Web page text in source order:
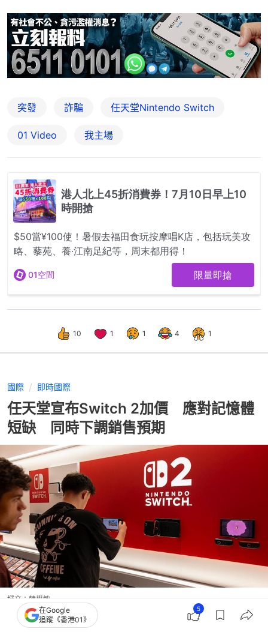
突發 詐騙 任天堂Nintendo Switch
01 Video 我主場
10 1 1 4 1
國際 即時國際
任天堂宣布Switch 2加價 應對記憶體
短缺 同時下調銷售預期
撰文：韓學敏
出版：2026-05-08 16:09
在Google
追蹤《香港01》
5